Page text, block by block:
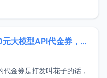
究竟哪一款最适合你？关
。
速领：白山智算注册即送450元大模型API代金券，手慢无（已结束）
金券是打发叫花子的话，